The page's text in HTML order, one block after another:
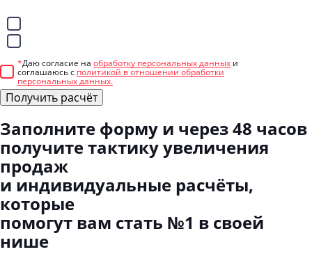
*Даю согласие на обработку персональных данных и
соглашаюсь с политикой в отношении обработки
персональных данных.
Получить расчёт
Заполните форму и через 48 часов
получите тактику увеличения
продаж
и индивидуальные расчёты,
которые
помогут вам стать №1 в своей
нише